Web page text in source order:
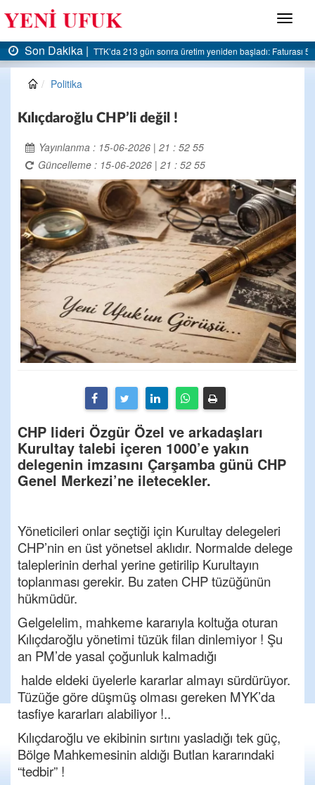
Menü
5 milyar liraya dayandı
Son Dakika |AK Parti Ereğli İlçe Başkanlığı’ndan belediyeye sert
Politika
Kılıçdaroğlu CHP’li değil !
Yayınlanma : 15-06-2026 | 21 : 52 55
Güncelleme : 15-06-2026 | 21 : 52 55
CHP lideri Özgür Özel ve arkadaşları
Kurultay talebi içeren 1000’e yakın
delegenin imzasını Çarşamba günü CHP
Genel Merkezi’ne iletecekler.
Yöneticileri onlar seçtiği için Kurultay delegeleri
CHP’nin en üst yönetsel aklıdır. Normalde delege
taleplerinin derhal yerine getirilip Kurultayın
toplanması gerekir. Bu zaten CHP tüzüğünün
hükmüdür.
Gelgelelim, mahkeme kararıyla koltuğa oturan
Kılıçdaroğlu yönetimi tüzük filan dinlemiyor ! Şu
an PM’de yasal çoğunluk kalmadığı
halde eldeki üyelerle kararlar almayı sürdürüyor.
Tüzüğe göre düşmüş olması gereken MYK’da
tasfiye kararları alabiliyor !..
Kılıçdaroğlu ve ekibinin sırtını yasladığı tek güç,
Bölge Mahkemesinin aldığı Butlan kararındaki
“tedbir” !